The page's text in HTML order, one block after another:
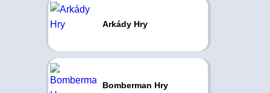
Arkády Hry
Bomberman Hry